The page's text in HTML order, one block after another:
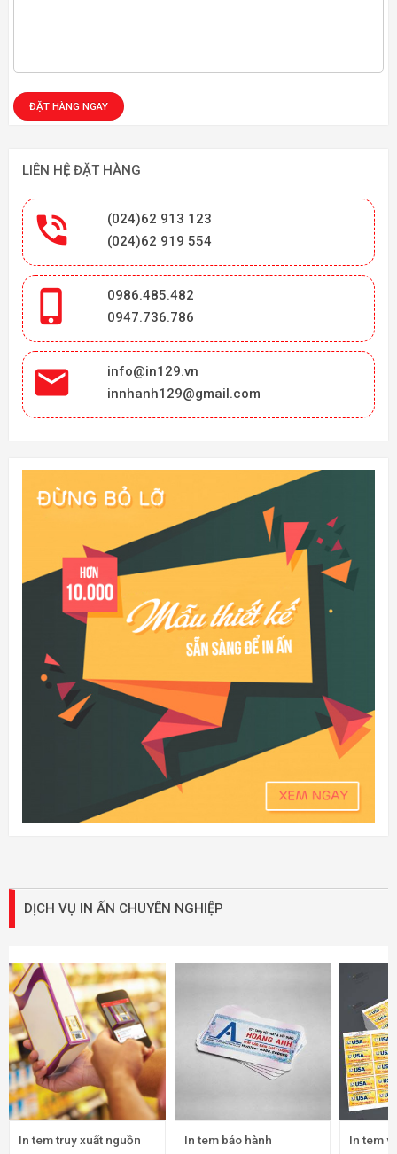
LIÊN HỆ ĐẶT HÀNG

(024)62 913 123
(024)62 919 554

0986.485.482
0947.736.786

info@in129.vn
innhanh129@gmail.com
DỊCH VỤ IN ẤN CHUYÊN NGHIỆP
In tem truy xuất nguồn
In tem bảo hành In tem